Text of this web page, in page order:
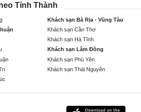
Tỉnh Thành
Khách sạn Bà Rịa - Vũng Tàu
Khách sạn Cần Thơ
Khách sạn Hà Tĩnh
Khách sạn Lâm Đồng
Khách sạn Phú Yên
Khách sạn Thái Nguyên